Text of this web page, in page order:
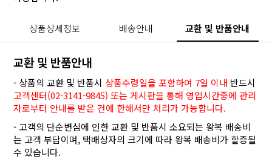
상품상세정보 배송안내 교환 및 반품안내
교환 및 반품안내
- 상품의 교환 및 반품시 상품수령일을 포함하여 7일 이내 반드시
고객센터(02-3141-9845) 또는 게시판을 통해 영업시간중에 관리
자로부터 안내를 받은 건에 한해서만 처리가 가능합니다.
- 고객의 단순변심에 인한 교환 및 반품시 소요되는 왕복 배송비
는 고객 부담이며, 택배상자의 크기에 따라 왕복 배송비가 할증될
수 있습니다.